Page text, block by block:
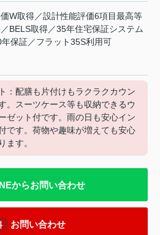
W取得／設計性能評価6項目最高等
BELS取得／35年住宅保証システム
保証／フラット35S利用可
：配膳も片付けもラクラクカウン
。スーツケース等も収納できるウ
ゼット付です。雨の日も安心イン
です。荷物や趣味が増えても安心
ます。
からお問い合わせ
お問い合わせ